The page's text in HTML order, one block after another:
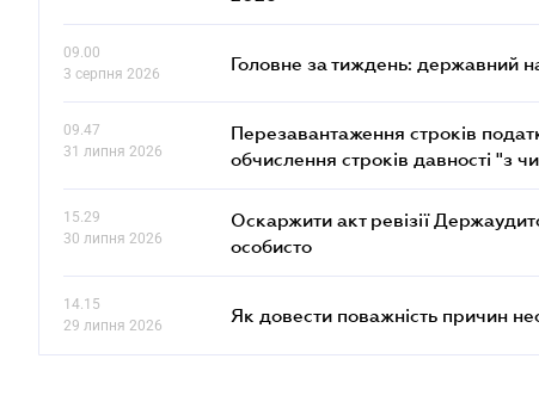
09.00
3 серпня 2026
Головне за тиждень: державний
09.47
31 липня 2026
Перезавантаження строків
обчислення строків давності "з
15.29
30 липня 2026
Оскаржити акт ревізії
особисто
14.15
29 липня 2026
Як довести поважність причин